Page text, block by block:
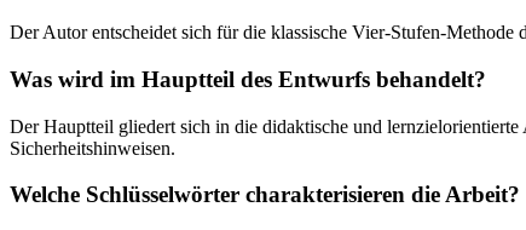
Der Autor entscheidet sich für die klassische Vier-Stufen-Methode
Was wird im Hauptteil des Entwurfs behandelt?
Der Hauptteil gliedert sich in die didaktische und
Sicherheitshinweisen.
Welche Schlüsselwörter charakterisieren die Arbeit?